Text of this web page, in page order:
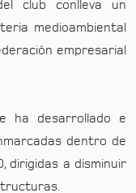
club conlleva un
medioambiental
empresarial
ha desarrollado e
dentro de
dirigidas a disminuir